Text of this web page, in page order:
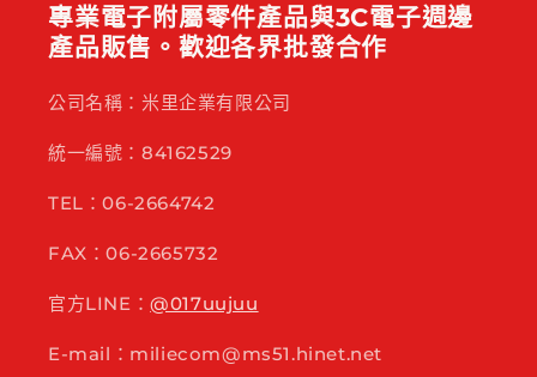
專業電子附屬零件產品與3C電子週邊
產品販售。歡迎各界批發合作
公司名稱：米里企業有限公司
統一編號：84162529
TEL：06-2664742
FAX：06-2665732
官方LINE：@017uujuu
E-mail：miliecom@ms51.hinet.net